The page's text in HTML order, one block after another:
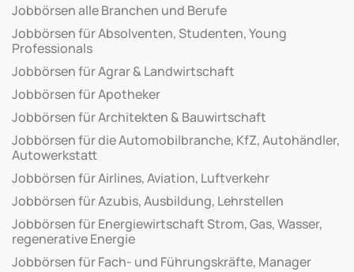
Jobbörsen alle Branchen und Berufe
Jobbörsen für Absolventen, Studenten, Young
Professionals
Jobbörsen für Agrar & Landwirtschaft
Jobbörsen für Apotheker
Jobbörsen für Architekten & Bauwirtschaft
Jobbörsen für die Automobilbranche, KfZ, Autohändler,
Autowerkstatt
Jobbörsen für Airlines, Aviation, Luftverkehr
Jobbörsen für Azubis, Ausbildung, Lehrstellen
Jobbörsen für Energiewirtschaft Strom, Gas, Wasser,
regenerative Energie
Jobbörsen für Fach- und Führungskräfte, Manager